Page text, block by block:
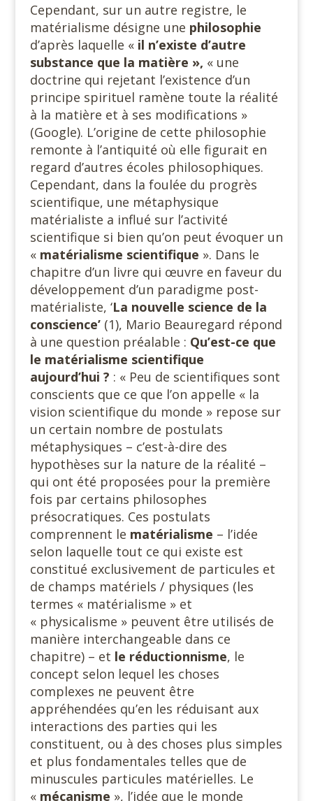
Cependant, sur un autre registre, le
matérialisme désigne une philosophie
d’après laquelle « il n’existe d’autre
substance que la matière », « une
doctrine qui rejetant l’existence d’un
principe spirituel ramène toute la réalité
à la matière et à ses modifications »
(Google). L’origine de cette philosophie
remonte à l’antiquité où elle figurait en
regard d’autres écoles philosophiques.
Cependant, dans la foulée du progrès
scientifique, une métaphysique
matérialiste a influé sur l’activité
scientifique si bien qu’on peut évoquer un
« matérialisme scientifique ». Dans le
chapitre d’un livre qui œuvre en faveur du
développement d’un paradigme post-
matérialiste, ‘La nouvelle science de la
conscience’(1), Mario Beauregard répond
à une question préalable : Qu’est-ce que
le matérialisme scientifique
aujourd’hui ? : « Peu de scientifiques sont
conscients que ce que l’on appelle « la
vision scientifique du monde » repose sur
un certain nombre de postulats
métaphysiques – c’est-à-dire des
hypothèses sur la nature de la réalité –
qui ont été proposées pour la première
fois par certains philosophes
présocratiques. Ces postulats
comprennent le matérialisme – l’idée
selon laquelle tout ce qui existe est
constitué exclusivement de particules et
de champs matériels / physiques (les
termes « matérialisme » et
« physicalisme » peuvent être utilisés de
manière interchangeable dans ce
chapitre) – et le réductionnisme, le
concept selon lequel les choses
complexes ne peuvent être
appréhendées qu’en les réduisant aux
interactions des parties qui les
constituent, ou à des choses plus simples
et plus fondamentales telles que de
minuscules particules matérielles. Le
« mécanisme », l’idée que le monde